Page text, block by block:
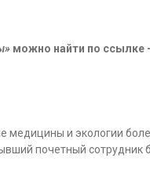
можно найти по ссылке
медицины и экологии
почетный сотрудник